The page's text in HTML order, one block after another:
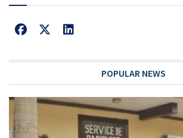
POPULAR NEWS